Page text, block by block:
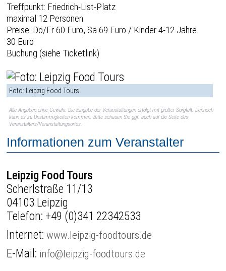
Treffpunkt: Friedrich-List-Platz
maximal 12 Personen
Preise: Do/Fr 60 Euro, Sa 69 Euro / Kinder 4-12 Jahre
30 Euro
Buchung (siehe Ticketlink)
Foto: Leipzig Food Tours
Alle Angaben ohne Gewähr. Die Eingabe der Veranstaltungen erfolgt mit großer Sorgfalt. Dennoch
kann es zu Unstimmigkeiten kommen. Bitte schauen Sie ggf. auch auf die Seite des
Veranstalters/Veranstaltungsortes.
Informationen zum Veranstalter
Leipzig Food Tours
Scherlstraße 11/13
04103 Leipzig
Telefon: +49 (0)341 22342533
Internet:www.leipzig-foodtours.de
E-Mail: info@leipzig-foodtours.de